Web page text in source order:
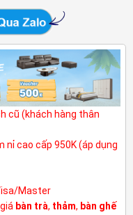
cũ (khách hàng thân
nỉ cao cấp 950K (áp dụng
Master
bàn trà, thảm, bàn ghế